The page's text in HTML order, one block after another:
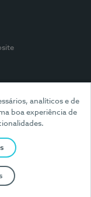
analíticos e de
boa experiência de